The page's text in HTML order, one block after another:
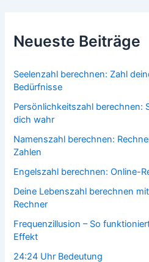
Neueste Beiträge
Seelenzahl berechnen: Zahl
Bedürfnisse
Persönlichkeitszahl berechnen:
dich wahr
Namenszahl berechnen:
Zahlen
Engelszahl berechnen: Online-
Deine Lebenszahl berechnen
Rechner
Frequenzillusion – So
Effekt
24:24 Uhr Bedeutung